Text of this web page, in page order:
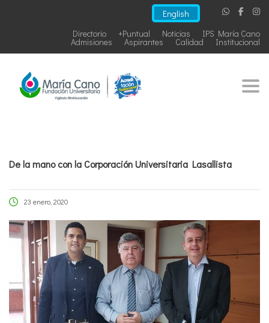
English
IPS María Cano
Noticias
+Puntual
Directorio
Institucional
Calidad
Aspirantes
Admisiones
De la mano con la Corporación Universitaria Lasallista
23 enero, 2020